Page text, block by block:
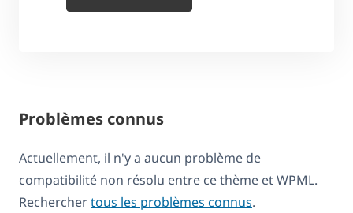
Problèmes connus
Actuellement, il n'y a aucun problème de
compatibilité non résolu entre ce thème et WPML.
Recherchertous les problèmes connus.